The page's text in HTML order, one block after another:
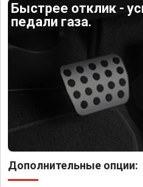
Быстрее отклик -
педали газа.
Дополнительные опции: